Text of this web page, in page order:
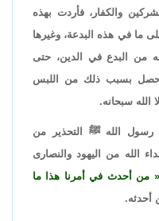
والكفار، فأردت بهذه
ما في هذه البدعة، وغيرها
به من البدع في الدين، حتى
وحصل بسبب ذلك من اللبس
الله سبحانه.
رسول الله ﷺ التحذير من
الله من اليهود والنصارى
من أحدث في أمرنا هذا ما
أحدثه.